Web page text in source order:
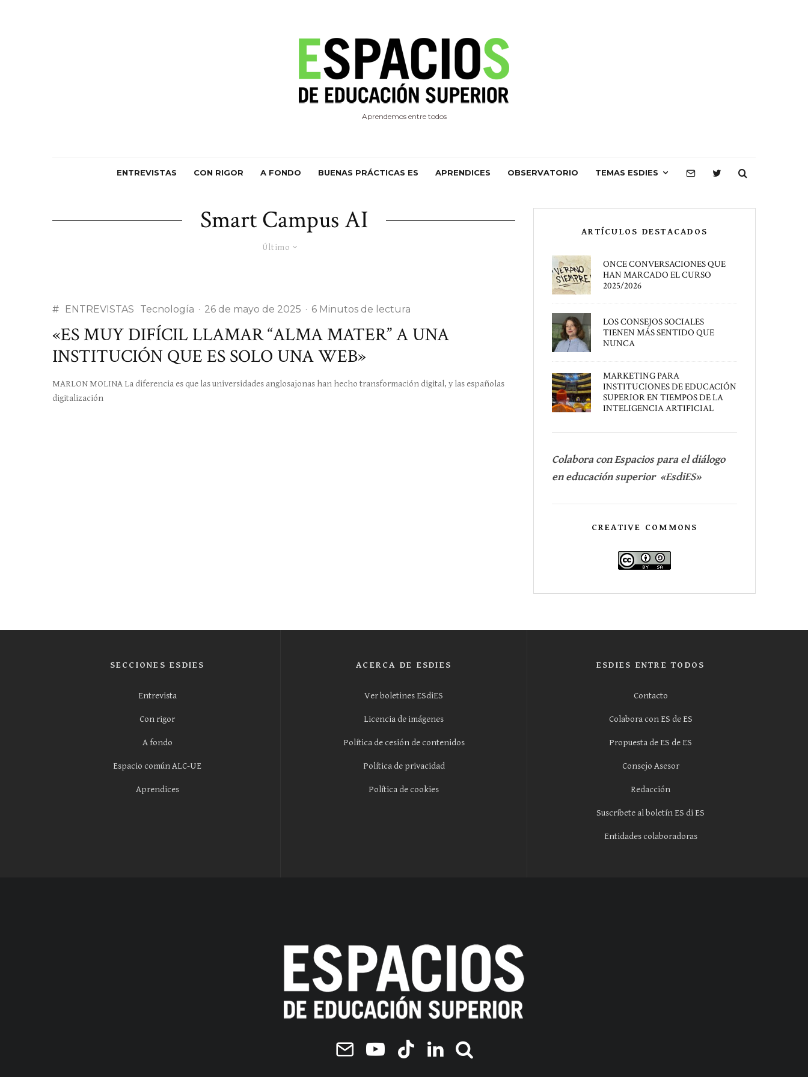
Aprendemos entre todos
ENTREVISTAS CON RIGOR A FONDO BUENAS PRÁCTICAS ES APRENDICES OBSERVATORIO TEMAS ESDIES
Smart Campus AI
Último
# ENTREVISTAS Tecnología · 26 de mayo de 2025 · 6 Minutos de lectura
«ES MUY DIFÍCIL LLAMAR “ALMA MATER” A UNA
INSTITUCIÓN QUE ES SOLO UNA WEB»
MARLON MOLINA La diferencia es que las universidades anglosajonas han hecho transformación digital, y las españolas
digitalización
ARTÍCULOS DESTACADOS
ONCE CONVERSACIONES QUE
HAN MARCADO EL CURSO
2025/2026
LOS CONSEJOS SOCIALES
TIENEN MÁS SENTIDO QUE
NUNCA
MARKETING PARA
INSTITUCIONES DE EDUCACIÓN
SUPERIOR EN TIEMPOS DE LA
INTELIGENCIA ARTIFICIAL
Colabora con Espacios para el diálogo
en educación superior «EsdiES»
CREATIVE COMMONS
SECCIONES ESDIES
Entrevista
Con rigor
A fondo
Espacio común ALC-UE
Aprendices
ACERCA DE ESDIES
Ver boletines ESdiES
Licencia de imágenes
Política de cesión de contenidos
Política de privacidad
Política de cookies
ESDIES ENTRE TODOS
Contacto
Colabora con ES de ES
Propuesta de ES de ES
Consejo Asesor
Redacción
Suscríbete al boletín ES di ES
Entidades colaboradoras